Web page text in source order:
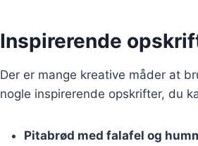
Inspirerende
Der er mange kreative måder at
nogle inspirerende opskrifter, du
Pitabrød med falafel og